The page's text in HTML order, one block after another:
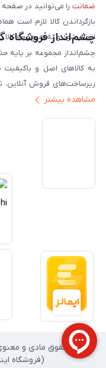
ضمانت را می‌توانید در
بازگرداندن کالا لازم
انجام شود و به هیچ‌وجه کالا
چشم‌انداز فروشگاه
چشم‌انداز مجموعه بر پایه
به کالاهای اصل و
زیرساخت‌های فروش آنلاین،
ایران ارائه دهیم. تبدیل‌شدن
خدمات و به‌روزرسانی
داریم آینده بازار
را در اولویت قرار می‌دهند.
سمت تحقق این چشم‌انداز
مشاهده بیشتر
تمامی حقوق مادی و
(فروشگاه